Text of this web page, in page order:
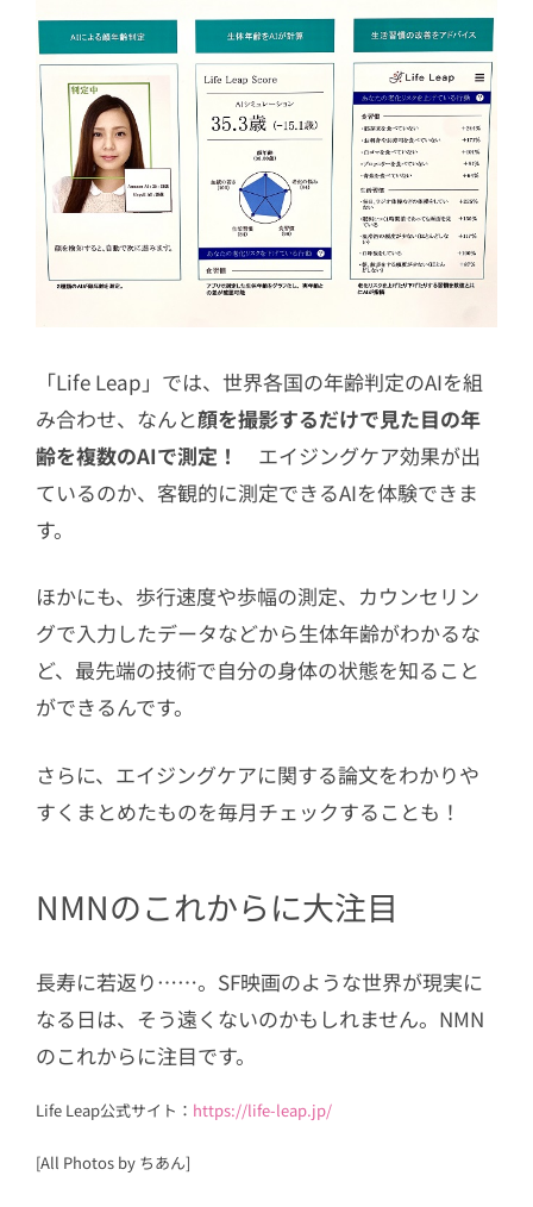
「Life Leap」では、世界各国の年齢判定のAIを組
み合わせ、なんと顔を撮影するだけで見た目の年
齢を複数のAIで測定！
エイジングケア効果が出
ているのか、客観的に測定できるAIを体験できま
す。
ほかにも、歩行速度や歩幅の測定、カウンセリン
グで入力したデータなどから生体年齢がわかるな
ど、最先端の技術で自分の身体の状態を知ること
ができるんです。
さらに、エイジングケアに関する論文をわかりや
すくまとめたものを毎月チェックすることも！
NMNのこれからに大注目
長寿に若返り……。SF映画のような世界が現実に
なる日は、そう遠くないのかもしれません。NMN
のこれからに注目です。
Life Leap公式サイト： https://life-leap.jp/
[All Photos by ちあん]